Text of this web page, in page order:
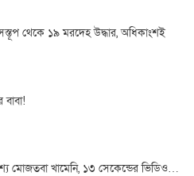
থেকে ১৯ মরদেহ উদ্ধার, অধিকাংশই
বাবা!
মোজতবা খামেনি, ১৩ সেকেন্ডের ভিডিও…